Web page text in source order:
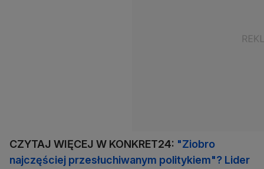
CZYTAJ WIĘCEJ W KONKRET24: "Ziobro
najczęściej przesłuchiwanym politykiem"? Lider